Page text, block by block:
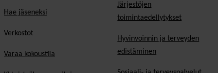
Hae jäseneksi
Verkostot
Varaa kokoustila
Järjestöjen
toimintaedellytykset
Hyvinvoinnin ja terveyden
edistäminen